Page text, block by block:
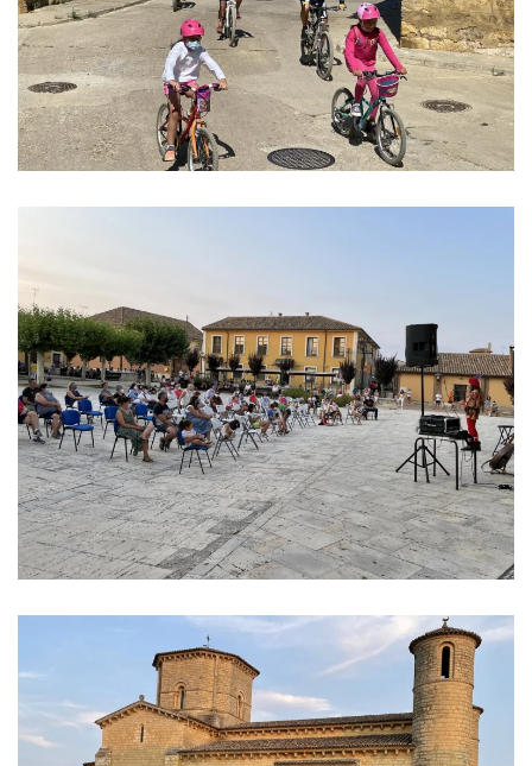
Ver imagen